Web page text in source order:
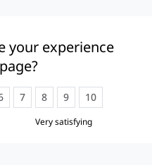
your experience
7 8 9 10
Very satisfying